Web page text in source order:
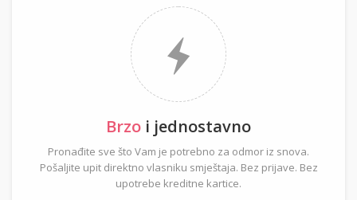
Brzo i jednostavno
Pronađite sve što Vam je potrebno za odmor iz snova.
Pošaljite upit direktno vlasniku smještaja. Bez prijave. Bez
upotrebe kreditne kartice.